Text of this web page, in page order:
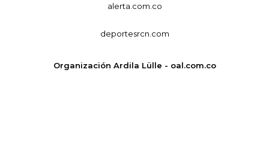
alerta.com.co
deportesrcn.com
Organización Ardila Lülle - oal.com.co